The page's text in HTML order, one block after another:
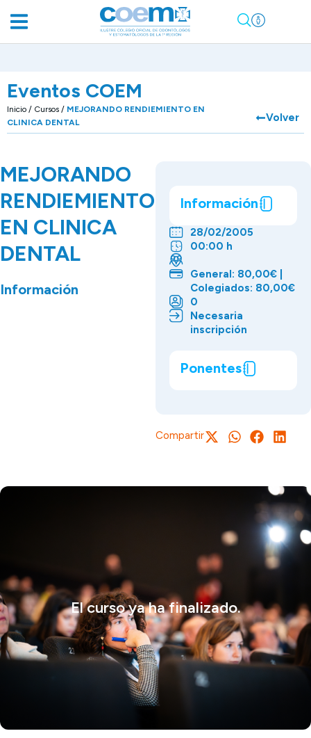
Eventos COEM
Inicio / Cursos / MEJORANDO RENDIEMIENTO EN
CLINICA DENTAL
Volver
MEJORANDO
RENDIEMIENTO
EN CLINICA
DENTAL
Información
Información
28/02/2005
00:00 h
General: 80,00€ |
Colegiados: 80,00€
0
Necesaria
inscripción
Ponentes
Compartir
El curso ya ha finalizado.